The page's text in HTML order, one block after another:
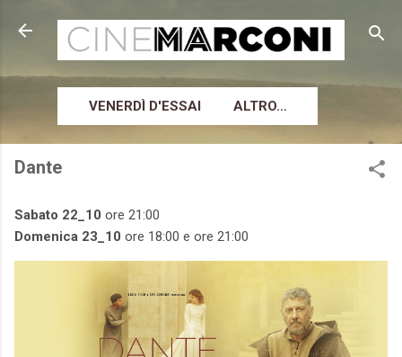
Passa ai contenuti principali
VENERDÌ D'ESSAI ALTRO…
Dante
Sabato 22_10 ore 21:00
Domenica 23_10 ore 18:00 e ore 21:00